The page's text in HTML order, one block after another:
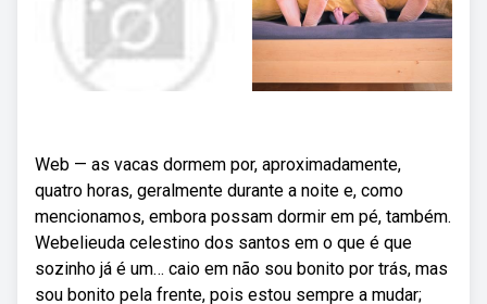
Web — as vacas dormem por, aproximadamente,
quatro horas, geralmente durante a noite e, como
mencionamos, embora possam dormir em pé, também.
Webelieuda celestino dos santos em o que é que
sozinho já é um… caio em não sou bonito por trás, mas
sou bonito pela frente, pois estou sempre a mudar;